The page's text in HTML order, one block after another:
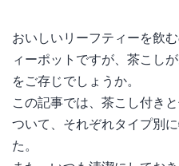
おいしいリーフティーを飲
ィーポットですが、茶こし
をご存じでしょうか。
この記事では、茶こし付き
ついて、それぞれタイプ別
た。